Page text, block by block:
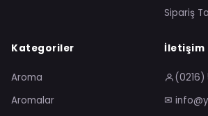
Sipariş
Kategoriler
Aroma
Aromalar
İletişim
(0216)
✉